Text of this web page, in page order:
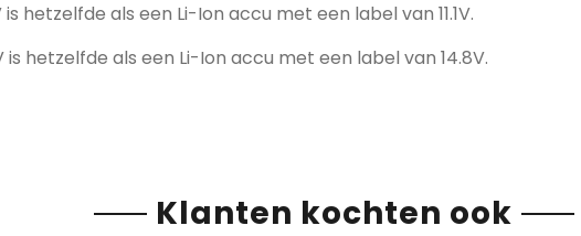
hetzelfde als een Li-Ion accu met een label van 11.1V.
hetzelfde als een Li-Ion accu met een label van 14.8V.
Klanten kochten ook